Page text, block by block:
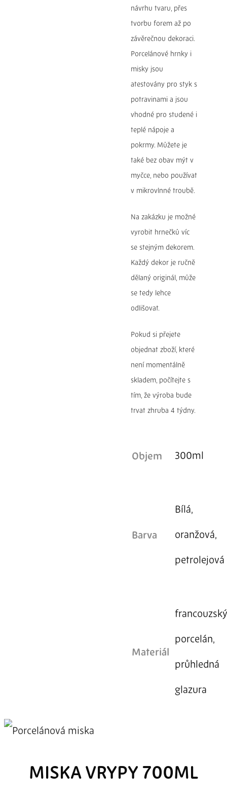
návrhu tvaru, přes
tvorbu forem až po
závěrečnou dekoraci.
Porcelánové hrnky i
misky jsou
atestovány pro styk s
potravinami a jsou
vhodné pro studené i
teplé nápoje a
pokrmy. Můžete je
také bez obav mýt v
myčce, nebo používat
v mikrovlnné troubě.
Na zakázku je možné
vyrobit hrnečků víc
se stejným dekorem.
Každý dekor je ručně
dělaný originál, může
se tedy lehce
odlišovat.
Pokud si přejete
objednat zboží, které
není momentálně
skladem, počítejte s
tím, že výroba bude
trvat zhruba 4 týdny.
Objem 300ml
Barva
Bílá,
oranžová,
petrolejová
Materiál
francouzský
porcelán,
průhledná
glazura
MISKA VRYPY 700ML